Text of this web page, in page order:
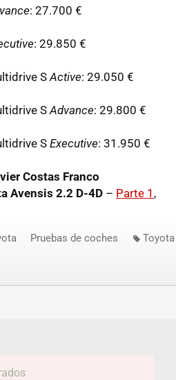
: 27.700 €
: 29.850 €
SActive: 29.050 €
SAdvance: 29.800 €
SExecutive: 31.950 €
Costas Franco
Avensis 2.2 D-4D – Parte 1 ,
Pruebas de coches